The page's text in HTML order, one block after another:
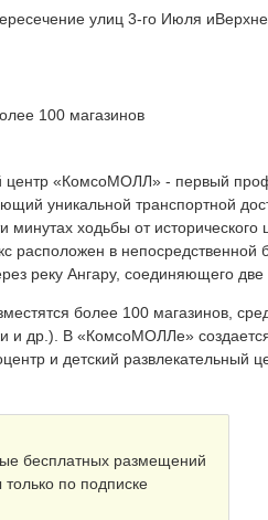
улиц 3-го Июля
100 магазинов
центр «КомсоМОЛЛ» - первый
уникальной транспортной
минутах ходьбы от
расположен в непосредственной
реку Ангару, соединяющего две
более 100 магазинов,
и др.). В «КомсоМОЛЛе»
и детский развлекательный
бесплатных размещений
только по подписке